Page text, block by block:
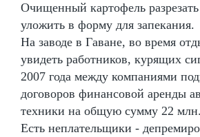
Очищенный картофель
уложить в форму для запекания.
На заводе в Гаване, во время
увидеть работников, курящих
2007 года между компаниями
договоров финансовой аренды
техники на общую сумму 22 млн.
Есть неплательщики -